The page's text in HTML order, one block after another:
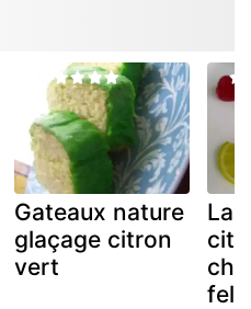
Gateaux nature
glaçage citron
vert
La